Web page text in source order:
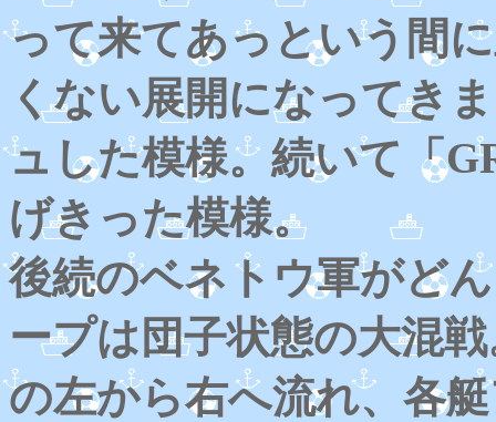
って来てあっという間
くない展開になってき
ュした模様。続いて「
げきった模様。
後続のベネトウ軍がど
ープは団子状態の大混
の左から右へ流れ、各